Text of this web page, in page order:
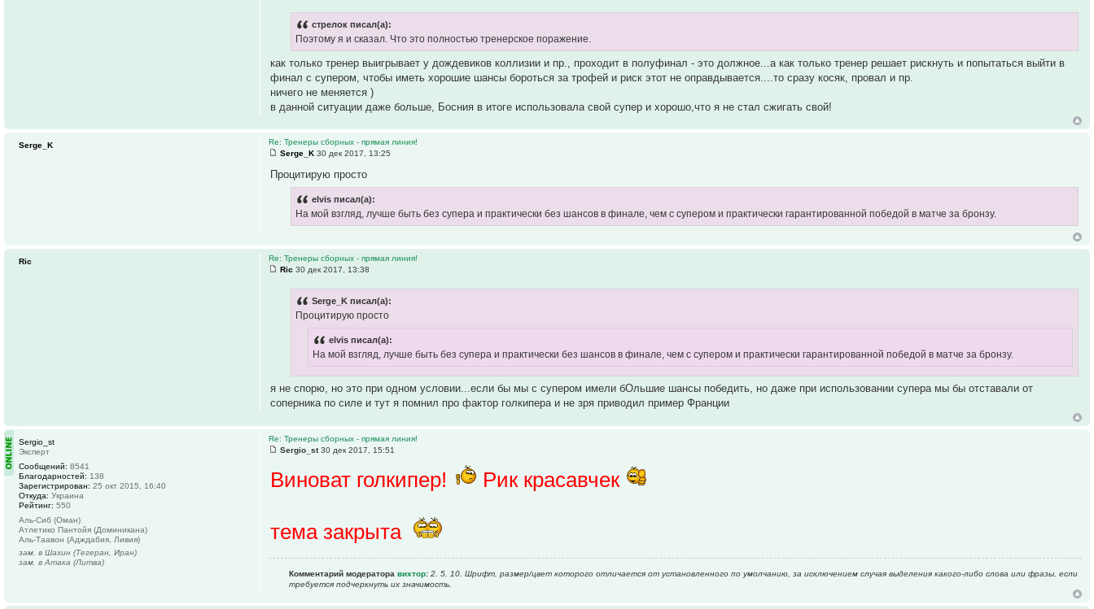
стрелок писал(а):
Поэтому я и сказал. Что это полностью тренерское поражение.
как только тренер выигрывает у дождевиков коллизии и пр., проходит в полуфинал - это должное...а как только тренер решает рискнуть и попытаться выйти в
финал с супером, чтобы иметь хорошие шансы бороться за трофей и риск этот не оправдывается....то сразу косяк, провал и пр.
ничего не меняется )
в данной ситуации даже больше, Босния в итоге использовала свой супер и хорошо,что я не стал сжигать свой!
Re: Тренеры сборных - прямая линия!
Serge_K 30 дек 2017, 13:25
Процитирую просто
elvis писал(а):
На мой взгляд, лучше быть без супера и практически без шансов в финале, чем с супером и практически гарантированной победой в матче за бронзу.
Serge_K
Re: Тренеры сборных - прямая линия!
Ric 30 дек 2017, 13:38
Serge_K писал(а):
Процитирую просто
elvis писал(а):
На мой взгляд, лучше быть без супера и практически без шансов в финале, чем с супером и практически гарантированной победой в матче за бронзу.
я не спорю, но это при одном условии...если бы мы с супером имели бОльшие шансы победить, но даже при использовании супера мы бы отставали от
соперника по силе и тут я помнил про фактор голкипера и не зря приводил пример Франции
Ric
Re: Тренеры сборных - прямая линия!
Sergio_st30 дек 2017, 15:51
Виноват голкипер! Рик красавчек
тема закрыта
Комментарий модераторавихтор: 2. 5. 10. Шрифт, размер/цвет которого отличается от установленного по умолчанию, за исключением случая выделения какого-либо слова или фразы, если
требуется подчеркнуть их значимость.
Sergio_st
Эксперт
Сообщений: 8541
Благодарностей: 138
Зарегистрирован: 25 окт 2015, 16:40
Откуда: Украина
Рейтинг: 550
Аль-Сиб (Оман)
Атлетико Пантойя (Доминикана)
Аль-Таавон (Адждабия, Ливия)
зам. в Шахин (Тегеран, Иран)
зам. в Атака (Литва)